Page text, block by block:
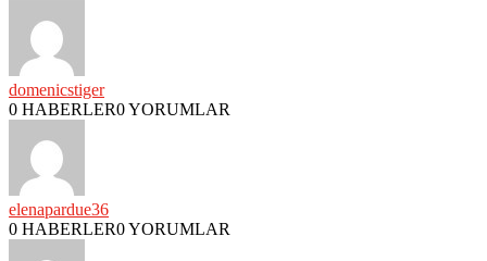
domenicstiger
0 HABERLER0 YORUMLAR
elenapardue36
0 HABERLER0 YORUMLAR